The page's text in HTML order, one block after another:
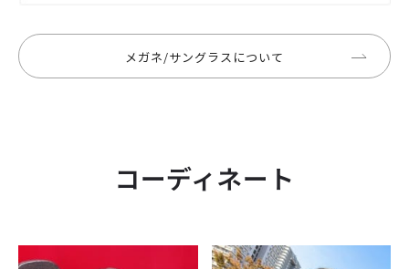
メガネ/サングラスについて
コーディネート